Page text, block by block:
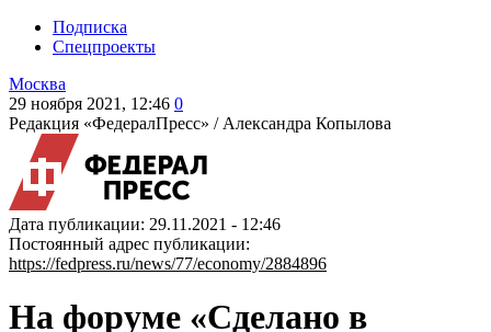
Подписка
Спецпроекты
Москва
29 ноября 2021, 12:46 0
Редакция «ФедералПресс» / Александра Копылова
Дата публикации: 29.11.2021 - 12:46
Постоянный адрес публикации:
https://fedpress.ru/news/77/economy/2884896
На форуме «Сделано в